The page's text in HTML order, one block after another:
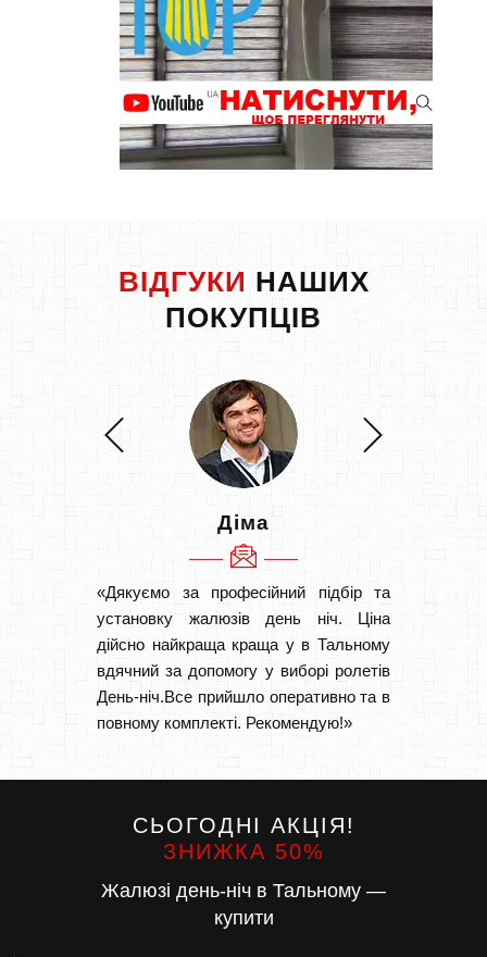
ВІДГУКИ НАШИХ
ПОКУПЦІВ
Діма
«Дякуємо за професійний підбір та
установку жалюзів день ніч. Ціна
дійсно найкраща краща у в Тальному
вдячний за допомогу у виборі ролетів
День-ніч.Все прийшло оперативно та в
повному комплекті. Рекомендую!»
СЬОГОДНІ АКЦІЯ!
ЗНИЖКА 50%
Жалюзі день-ніч в Тальному —
купити